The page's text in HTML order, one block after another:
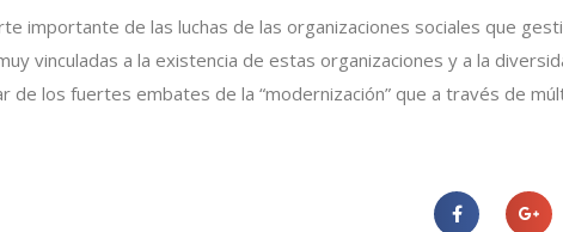
importante de las luchas de las organizaciones sociales que
vinculadas a la existencia de estas organizaciones y a la
de los fuertes embates de la “modernización” que a través de